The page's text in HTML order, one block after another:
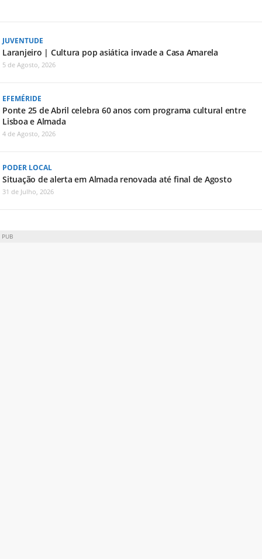
JUVENTUDE
Laranjeiro | Cultura pop asiática invade a Casa Amarela
5 de Agosto, 2026
EFEMÉRIDE
Ponte 25 de Abril celebra 60 anos com programa cultural entre
Lisboa e Almada
4 de Agosto, 2026
PODER LOCAL
Situação de alerta em Almada renovada até final de Agosto
31 de Julho, 2026
PUB